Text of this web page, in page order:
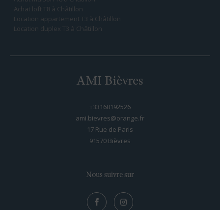
Achat maison T8 à Châtillon
Achat loft T8 à Châtillon
Location appartement T3 à Châtillon
Location duplex T3 à Châtillon
AMI Bièvres
+33160192526
ami.bievres@orange.fr
17 Rue de Paris
91570
bièvres
Nous suivre sur